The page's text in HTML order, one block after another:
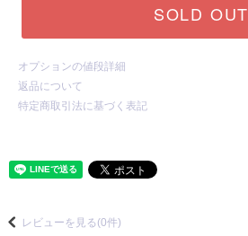
SOLD OUT
オプションの値段詳細
返品について
特定商取引法に基づく表記
レビューを見る(0件)